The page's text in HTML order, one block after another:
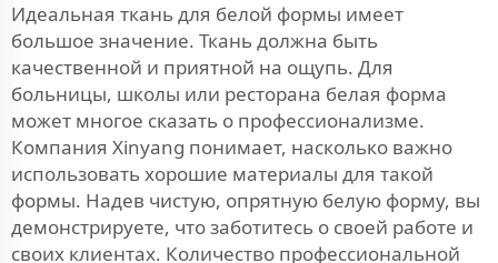
Идеальная ткань для белой формы имеет
большое значение. Ткань должна быть
качественной и приятной на ощупь. Для
больницы, школы или ресторана белая форма
может многое сказать о профессионализме.
Компания Xinyang понимает, насколько важно
использовать хорошие материалы для такой
формы. Надев чистую, опрятную белую форму, вы
демонстрируете, что заботитесь о своей работе и
своих клиентах. Количество профессиональной